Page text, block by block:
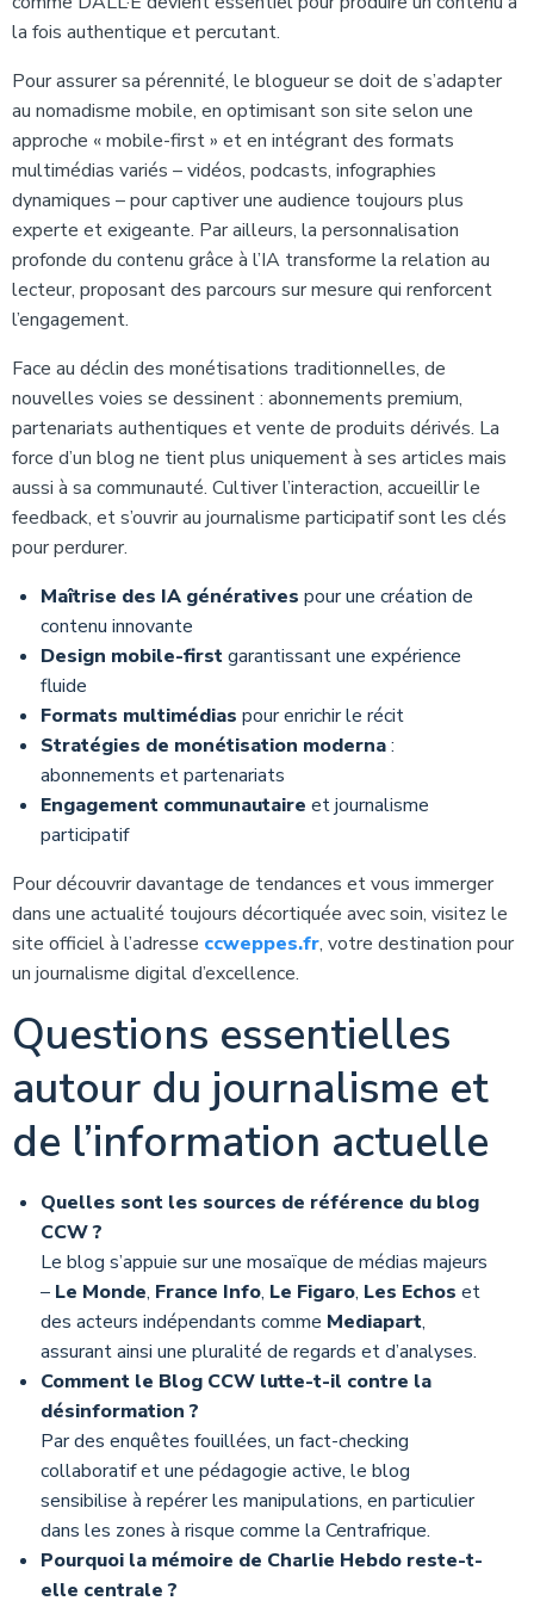
la fois authentique et percutant.
Pour assurer sa pérennité, le blogueur se doit de s’adapter
au nomadisme mobile, en optimisant son site selon une
approche « mobile-first » et en intégrant des formats
multimédias variés – vidéos, podcasts, infographies
dynamiques – pour captiver une audience toujours plus
experte et exigeante. Par ailleurs, la personnalisation
profonde du contenu grâce à l’IA transforme la relation au
lecteur, proposant des parcours sur mesure qui renforcent
l’engagement.
Face au déclin des monétisations traditionnelles, de
nouvelles voies se dessinent : abonnements premium,
partenariats authentiques et vente de produits dérivés. La
force d’un blog ne tient plus uniquement à ses articles mais
aussi à sa communauté. Cultiver l’interaction, accueillir le
feedback, et s’ouvrir au journalisme participatif sont les clés
pour perdurer.
Maîtrise des IA génératives pour une création de
contenu innovante
Design mobile-firstgarantissant une expérience
fluide
Formats multimédias pour enrichir le récit
Stratégies de monétisation moderna:
abonnements et partenariats
Engagement communautaire et journalisme
participatif
Pour découvrir davantage de tendances et vous immerger
dans une actualité toujours décortiquée avec soin, visitez le
site officiel à l’adresse ccweppes.fr, votre destination pour
un journalisme digital d’excellence.
Questions essentielles
autour du journalisme et
de l’information actuelle
Quelles sont les sources de référence du blog
CCW ?
Le blog s’appuie sur une mosaïque de médias majeurs
– Le Monde, France Info, Le Figaro, Les Echos et
des acteurs indépendants comme Mediapart,
assurant ainsi une pluralité de regards et d’analyses.
Comment le Blog CCW lutte-t-il contre la
désinformation ?
Par des enquêtes fouillées, un fact-checking
collaboratif et une pédagogie active, le blog
sensibilise à repérer les manipulations, en particulier
dans les zones à risque comme la Centrafrique.
Pourquoi la mémoire de Charlie Hebdo reste-t-
elle centrale ?